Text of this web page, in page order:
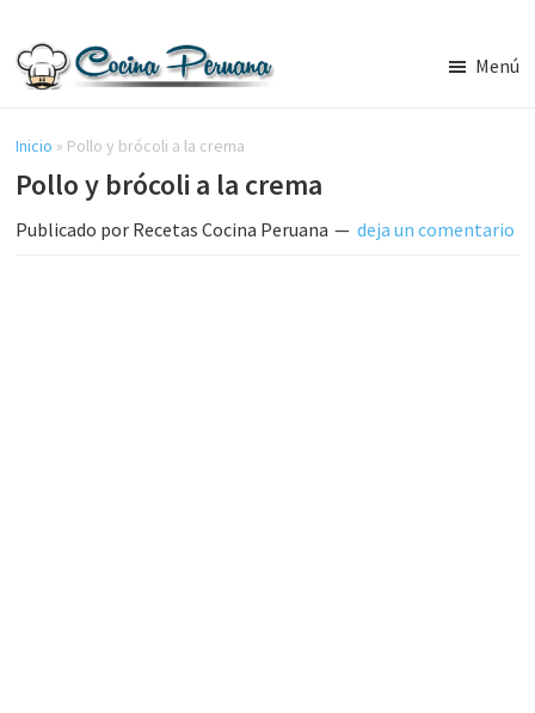
contenido
lateral
principal
Cocina
Peruana,
Recetas
de
Comida
Menú
Inicio » Pollo y brócoli a la crema
Pollo y brócoli a la crema
Publicado por Recetas Cocina Peruana deja un comentario